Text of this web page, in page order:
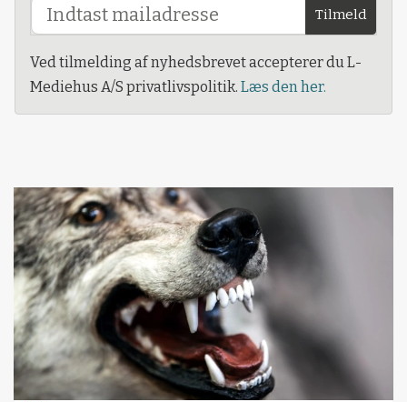
Tilmeld
Ved tilmelding af nyhedsbrevet accepterer du L-
Mediehus A/S privatlivspolitik. Læs den her.